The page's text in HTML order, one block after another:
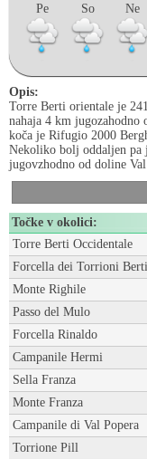
Pe
So Ne
Opis:
Torre Berti orientale je
nahaja 4 km jugozahodno
koča je Rifugio 2000
Nekoliko bolj oddaljen pa
jugovzhodno od doline
Točke v okolici:
Torre Berti Occidentale
Forcella dei Torrioni Berti
Monte Righile
Passo del Mulo
Forcella Rinaldo
Campanile Hermi
Sella Franza
Monte Franza
Campanile di Val Popera
Torrione Pill